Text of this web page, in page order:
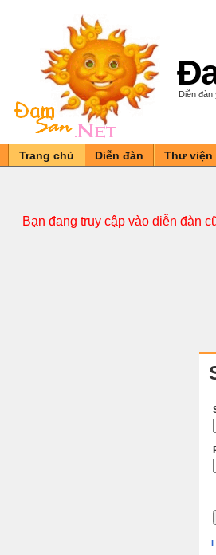
Diễn
Trang chủ Diễn đàn Thư viện
Bạn đang truy cập vào diễn đàn